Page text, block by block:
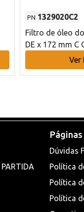
PN 1329020C2
Filtro de óleo
DE x 172 mm C
Ver
Dúvidas
Política
Política
Política